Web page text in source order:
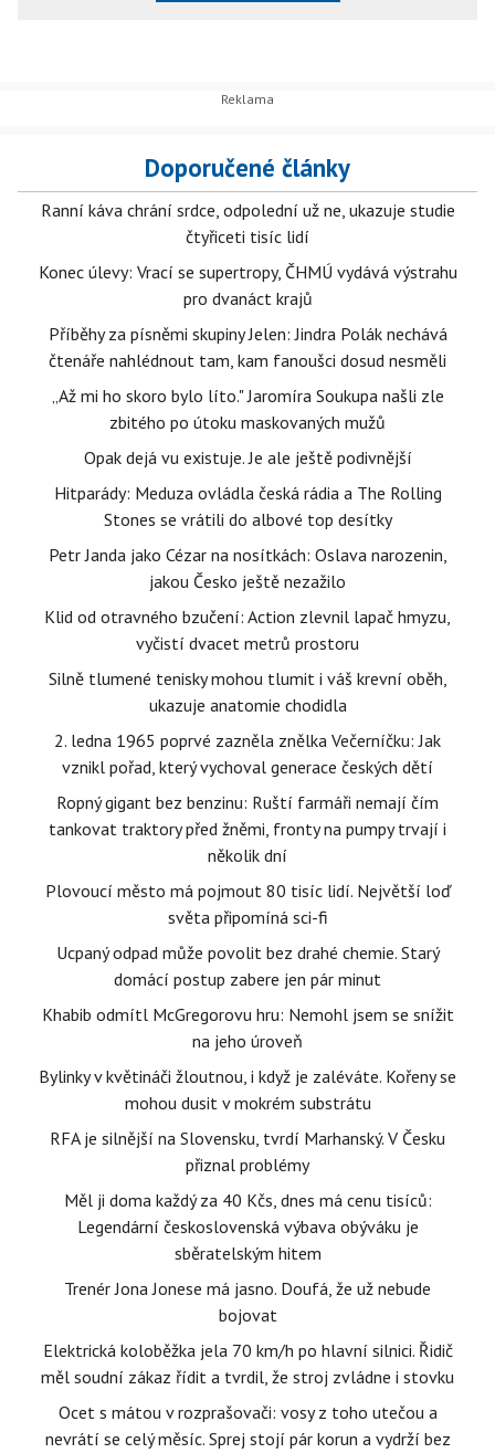
Doporučené články
Ranní káva chrání srdce, odpolední už ne, ukazuje studie
čtyřiceti tisíc lidí
Konec úlevy: Vrací se supertropy, ČHMÚ vydává výstrahu
pro dvanáct krajů
Příběhy za písněmi skupiny Jelen: Jindra Polák nechává
čtenáře nahlédnout tam, kam fanoušci dosud nesměli
„Až mi ho skoro bylo líto." Jaromíra Soukupa našli zle
zbitého po útoku maskovaných mužů
Opak dejá vu existuje. Je ale ještě podivnější
Hitparády: Meduza ovládla česká rádia a The Rolling
Stones se vrátili do albové top desítky
Petr Janda jako Cézar na nosítkách: Oslava narozenin,
jakou Česko ještě nezažilo
Klid od otravného bzučení: Action zlevnil lapač hmyzu,
vyčistí dvacet metrů prostoru
Silně tlumené tenisky mohou tlumit i váš krevní oběh,
ukazuje anatomie chodidla
2. ledna 1965 poprvé zazněla znělka Večerníčku: Jak
vznikl pořad, který vychoval generace českých dětí
Ropný gigant bez benzinu: Ruští farmáři nemají čím
tankovat traktory před žněmi, fronty na pumpy trvají i
několik dní
Plovoucí město má pojmout 80 tisíc lidí. Největší loď
světa připomíná sci-fi
Ucpaný odpad může povolit bez drahé chemie. Starý
domácí postup zabere jen pár minut
Khabib odmítl McGregorovu hru: Nemohl jsem se snížit
na jeho úroveň
Bylinky v květináči žloutnou, i když je zaléváte. Kořeny se
mohou dusit v mokrém substrátu
RFA je silnější na Slovensku, tvrdí Marhanský. V Česku
přiznal problémy
Měl ji doma každý za 40 Kčs, dnes má cenu tisíců:
Legendární československá výbava obýváku je
sběratelským hitem
Trenér Jona Jonese má jasno. Doufá, že už nebude
bojovat
Elektrická koloběžka jela 70 km/h po hlavní silnici. Řidič
měl soudní zákaz řídit a tvrdil, že stroj zvládne i stovku
Ocet s mátou v rozprašovači: vosy z toho utečou a
nevrátí se celý měsíc. Sprej stojí pár korun a vydrží bez